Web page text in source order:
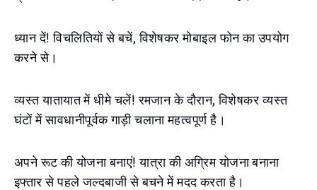
ध्यान दें! विचलितियों से बचें, विशेषकर मोबाइल फोन का उपयोग
करने से।
व्यस्त यातायात में धीमे चलें! रमजान के दौरान, विशेषकर व्यस्त
घंटों में सावधानीपूर्वक गाड़ी चलाना महत्वपूर्ण है।
अपने रूट की योजना बनाएं! यात्रा की अग्रिम योजना बनाना
इफ्तार से पहले जल्दबाजी से बचने में मदद करता है।